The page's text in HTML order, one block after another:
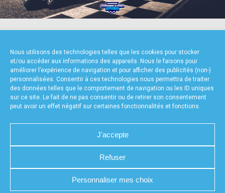
Nous utilisons des technologies telles que les cookies pour stocker
et/ou accéder aux informations des appareils. Nous le faisons pour
améliorer l’expérience de navigation et pour afficher des publicités (non-)
personnalisées. Consentir à ces technologies nous permettra de traiter
des données telles que le comportement de navigation ou les ID uniques
sur ce site. Le fait de ne pas consentir ou de retirer son consentement
peut avoir un effet négatif sur certaines fonctionnalités et fonctions.
J'accepte
Refuser
Personnaliser mes choix
CHARTE DE CONFIDENTIALITÉ
NOUS CONTACTER